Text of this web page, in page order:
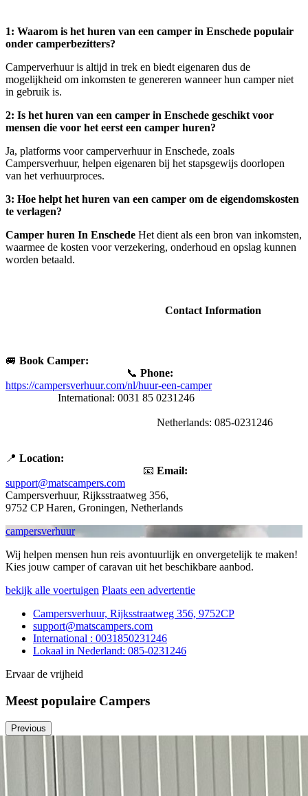
1: Waarom is het huren van een camper in Enschede populair
onder camperbezitters?
Camperverhuur is altijd in trek en biedt eigenaren dus de
mogelijkheid om inkomsten te genereren wanneer hun camper niet
in gebruik is.
2: Is het huren van een camper in Enschede geschikt voor
mensen die voor het eerst een camper huren?
Ja, platforms voor camperverhuur in Enschede, zoals
Campersverhuur, helpen eigenaren bij het stapsgewijs doorlopen
van het verhuurproces.
3: Hoe helpt het huren van een camper om de eigendomskosten
te verlagen?
Camper huren In Enschede Het dient als een bron van inkomsten,
waarmee de kosten voor verzekering, onderhoud en opslag kunnen
worden betaald.
Contact Information
🚐 Book Camper:
📞 Phone:
https://campersverhuur.com/nl/huur-een-camper
International: 0031 85 0231246
Netherlands: 085-0231246
📍 Location:
📧 Email:
support@matscampers.com
Campersverhuur, Rijksstraatweg 356,
9752 CP Haren, Groningen, Netherlands
campersverhuur
Wij helpen mensen hun reis avontuurlijk en onvergetelijk te maken!
Kies jouw camper of caravan uit het beschikbare aanbod.
bekijk alle voertuigen Plaats een advertentie
Campersverhuur, Rijksstraatweg 356, 9752CP
support@matscampers.com
International : 0031850231246
Lokaal in Nederland: 085-0231246
Ervaar de vrijheid
Meest populaire Campers
Previous